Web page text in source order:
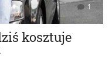
kosztuje
1